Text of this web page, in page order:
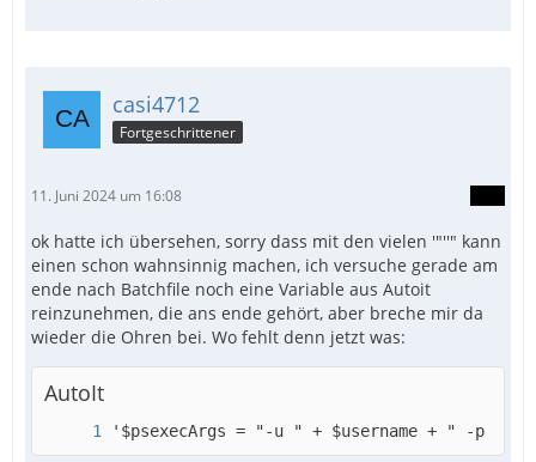
casi4712
Fortgeschrittener
11. Juni 2024 um 16:08
ok hatte ich übersehen, sorry dass mit den vielen '"''" kann
einen schon wahnsinnig machen, ich versuche gerade am
ende nach Batchfile noch eine Variable aus Autoit
reinzunehmen, die ans ende gehört, aber breche mir da
wieder die Ohren bei. Wo fehlt denn jetzt was:
AutoIt
'$psexecArgs = "-u " + $username + " -p "